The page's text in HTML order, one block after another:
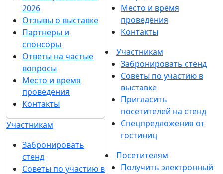
2026
Отзывы о выставке
Партнеры и
спонсоры
Ответы на частые
вопросы
Место и время
проведения
Контакты
Участникам
Забронировать
стенд
Советы по участию в
Место и время
проведения
Контакты
Участникам
Забронировать стенд
Советы по участию в
выставке
Пригласить
посетителей на стенд
Спецпредложения от
гостиниц
Посетителям
Получить электронный